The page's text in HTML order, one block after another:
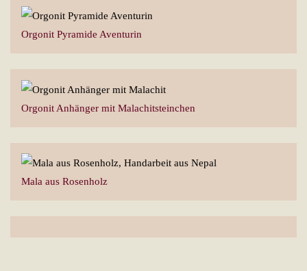
Orgonit Pyramide Aventurin
Orgonit Anhänger mit Malachitsteinchen
Mala aus Rosenholz